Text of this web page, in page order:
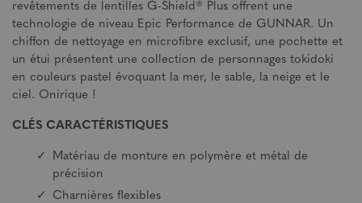
revêtements de lentilles G-Shield® Plus offrent une
technologie de niveau Epic Performance de GUNNAR. Un
chiffon de nettoyage en microfibre exclusif, une pochette et
un étui présentent une collection de personnages tokidoki
en couleurs pastel évoquant la mer, le sable, la neige et le
ciel. Onirique !
CLÉS CARACTÉRISTIQUES
Matériau de monture en polymère et métal de
précision
Charnières flexibles